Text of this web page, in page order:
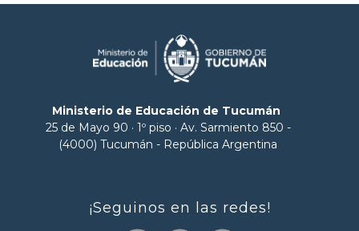
Ministerio de Educación de Tucumán
25 de Mayo 90 · 1º piso · Av. Sarmiento 850 -
(4000) Tucumán - República Argentina
¡Seguinos en las redes!